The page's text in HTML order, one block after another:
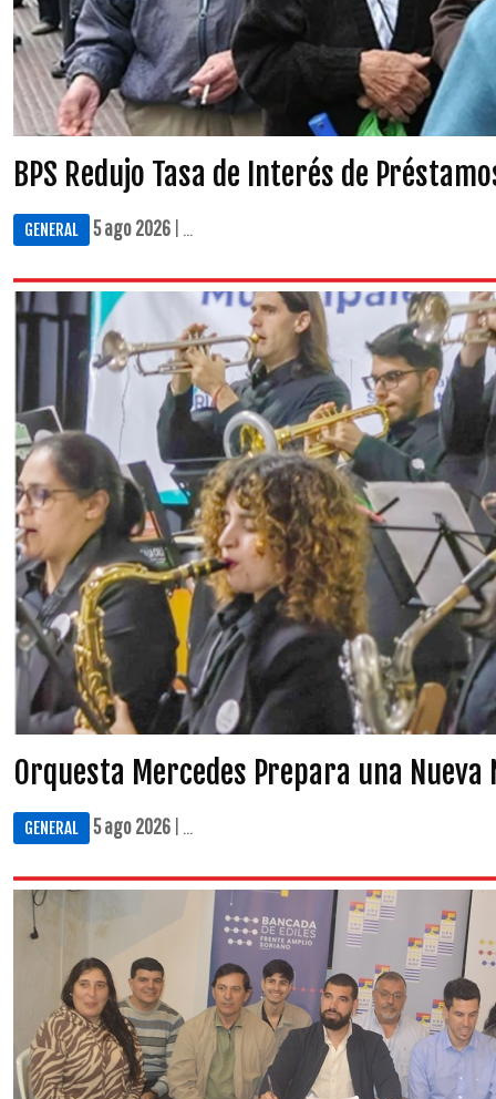
BPS Redujo Tasa de Interés de
GENERAL 5 ago 2026 | ...
Orquesta Mercedes Prepara una Nueva
GENERAL 5 ago 2026 | ...